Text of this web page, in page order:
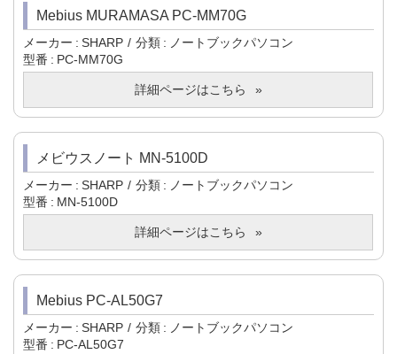
Mebius MURAMASA PC-MM70G
メーカー SHARP 分類
ノートブックパソコン
型番
PC-MM70G
詳細ページはこちら
メビウスノート MN-5100D
メーカー SHARP 分類
ノートブックパソコン
型番
MN-5100D
詳細ページはこちら
Mebius PC-AL50G7
メーカー SHARP 分類
ノートブックパソコン
型番
PC-AL50G7